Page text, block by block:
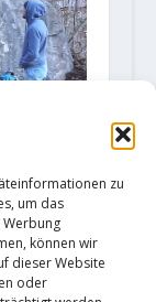
zu
um das
können wir
dieser Website
oder